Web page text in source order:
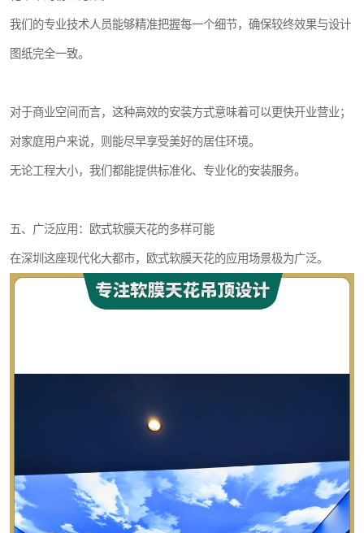
我们的专业技术人员能够精准把握每一个细节，确保较终效果与设计
图纸完全一致。
对于商业空间而言，这种高效的安装方式意味着可以更快开业营业；
对家庭用户来说，则能尽早享受美好的居住环境。
无论工程大小，我们都能提供标准化、专业化的安装服务。
五、广泛应用：欧式软膜天花的多样可能
在深圳这座现代化大都市，欧式软膜天花的应用场景极为广泛。